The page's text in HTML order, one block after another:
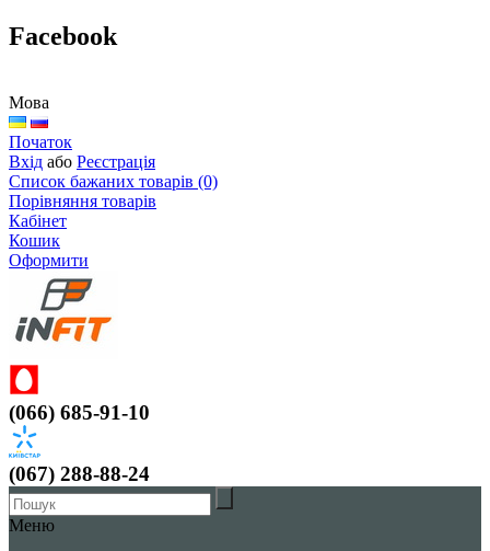
Facebook
Мова
Початок
Вхід або Реєстрація
Список бажаних товарів (0)
Порівняння товарів
Кабінет
Кошик
Оформити
(066) 685-91-10
(067) 288-88-24
Меню